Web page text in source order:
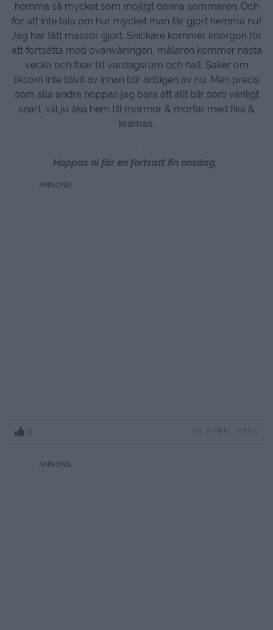
hemma så mycket som möjligt denna sommaren. Och
för att inte tala om hur mycket man får gjort hemma nu!
Jag har fått massor gjort. Snickare kommer imorgon för
att fortsätta med ovanvåningen, målaren kommer nästa
vecka och fixar till vardagsrum och hall. Saker om
liksom inte blivit av innan blir äntligen av nu. Men precis
som alla andra hoppas jag bara att allt blir som vanligt
snart, vill ju åka hem till mormor & morfar med fika &
kramas.
.
Hoppas ni får en fortsatt fin onsdag,
0 15 APRIL, 2020